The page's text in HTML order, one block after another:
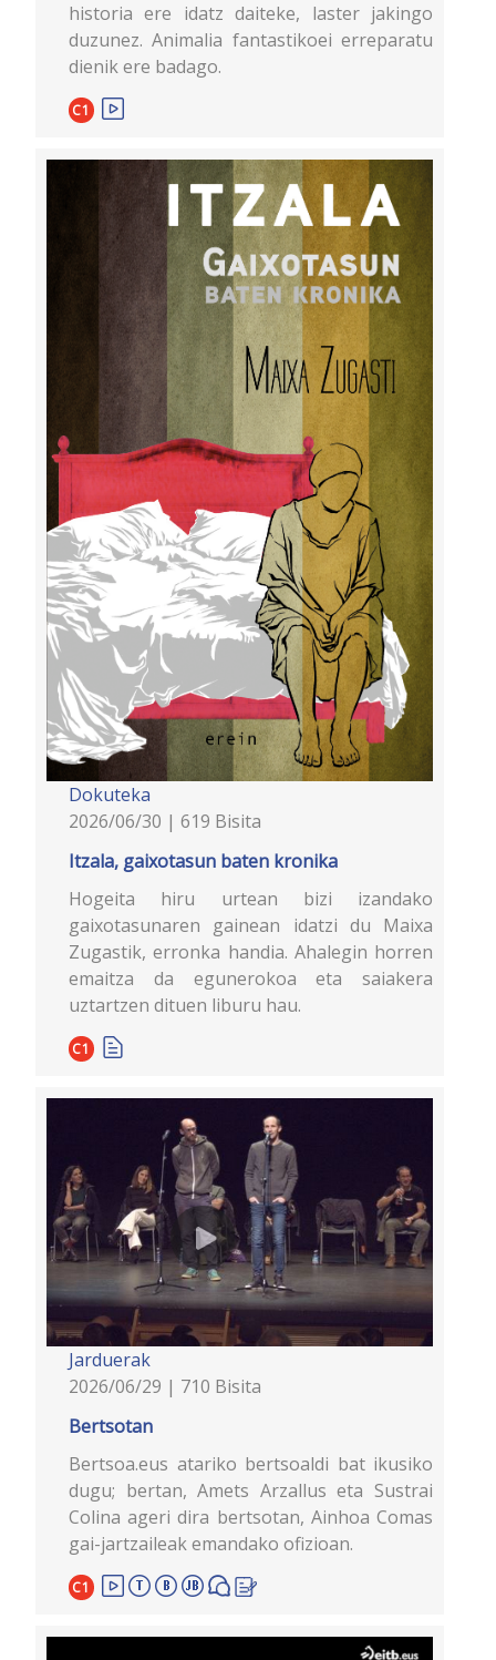
historia ere idatz daiteke, laster jakingo
duzunez. Animalia fantastikoei erreparatu
dienik ere badago.
C1
Dokuteka
2026/06/30 | 619 Bisita
Itzala, gaixotasun baten kronika
Hogeita hiru urtean bizi izandako
gaixotasunaren gainean idatzi du Maixa
Zugastik, erronka handia. Ahalegin horren
emaitza da egunerokoa eta saiakera
uztartzen dituen liburu hau.
C1
Jarduerak
2026/06/29 | 710 Bisita
Bertsotan
Bertsoa.eus atariko bertsoaldi bat ikusiko
dugu; bertan, Amets Arzallus eta Sustrai
Colina ageri dira bertsotan, Ainhoa Comas
gai-jartzaileak emandako ofizioan.
C1